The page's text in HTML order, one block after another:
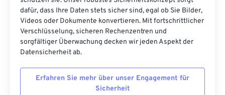
dafür, dass Ihre Daten stets sicher sind, egal ob Sie Bilder,
Videos oder Dokumente konvertieren. Mit fortschrittlicher
Verschlüsselung, sicheren Rechenzentren und
sorgfältiger Überwachung decken wir jeden Aspekt der
Datensicherheit ab.
Erfahren Sie mehr über unser Engagement für
Sicherheit